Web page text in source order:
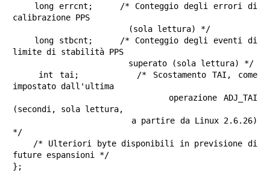
calibrazione PPS
limite di stabilità PPS
impostato dall'ultima
(secondi, sola lettura,
*/
future espansioni */
};